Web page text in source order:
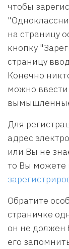
чтобы
на страницу
кнопку
страницу
Конечно
можно
Для
адрес
или Вы не
то Вы можете
Обратите
страничке
он не должен
его